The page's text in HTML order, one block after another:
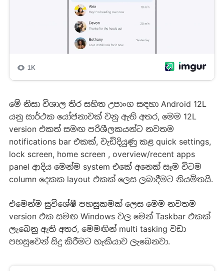
මේ නිසා විශාල තිර සහිත උපාංග සඳහා Android 12L
යනු සාර්ථක යෝජනාවක් වනු ඇති අතර, මෙම 12L
version එකත් සමඟ පරිශීලකයන්ට නවතම
notifications bar එකක්, වැඩිදියුණු කළ quick settings,
lock screen, home screen , overview/recent apps
panel ආදිය මෙන්ම system එකේ අනෙක් සෑම විටම
column දෙකක layout එකක් ලෙස ලබාදීමට නියමිතයි.
එමෙන්ම සුවිශේෂී පහසුකමක් ලෙස මෙම නවතම
version එක සමඟ Windows වල මෙන් Taskbar එකක්
ලැබෙනු ඇති අතර, මෙමඟින් multi tasking වඩා
පහසුවෙන් සිදු කිරීමට හැකියාව ලැබෙනවා.